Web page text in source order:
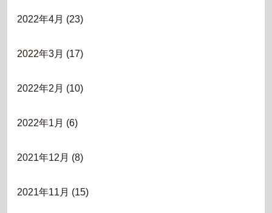
2022年4月 (23)
2022年3月 (17)
2022年2月 (10)
2022年1月 (6)
2021年12月 (8)
2021年11月 (15)